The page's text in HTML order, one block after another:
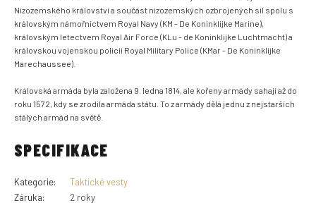
Nizozemského království a součást nizozemských ozbrojených sil spolu s
královským námořnictvem Royal Navy (KM - De Koninklijke Marine),
královským letectvem Royal Air Force (KLu - de Koninklijke Luchtmacht) a
královskou vojenskou policií Royal Military Police (KMar - De Koninklijke
Marechaussee).
Královská armáda byla založena 9. ledna 1814, ale kořeny armády sahají až do
roku 1572, kdy se zrodila armáda státu. To z armády dělá jednu z nejstarších
stálých armád na světě.
SPECIFIKACE
Kategorie:
Taktické vesty
Záruka:
2 roky